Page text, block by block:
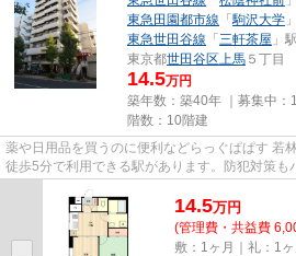
東急田園都市線 「駒沢大学
東急世田谷線 「三軒茶屋 」
東京都世田谷区 上馬 ５丁目
14.5万円
築年数：築40年 ｜募集中：
階数：10階建
薬や日用品を買うのに便利などらっぐぱぱす 若
徒歩5分で利用できる駅があります。防犯対策も
物件です。10階建ての物件です...
14.5万円
(管理費・共益費
敷：1ヶ月｜礼：1ヶ